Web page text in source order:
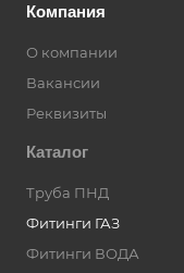
Компания
О компании
Вакансии
Реквизиты
Каталог
Труба ПНД
Фитинги ГАЗ
Фитинги ВОДА